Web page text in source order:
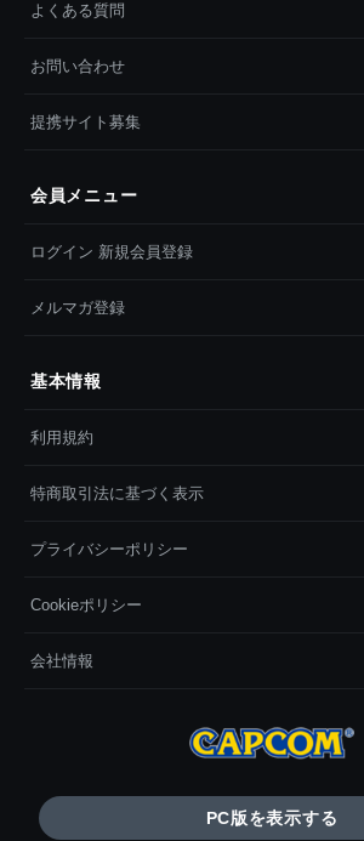
よくある質問
お問い合わせ
提携サイト募集
会員メニュー
ログイン 新規会員登録
メルマガ登録
基本情報
利用規約
特商取引法に基づく表示
プライバシーポリシー
Cookieポリシー
会社情報
PC版を表示する